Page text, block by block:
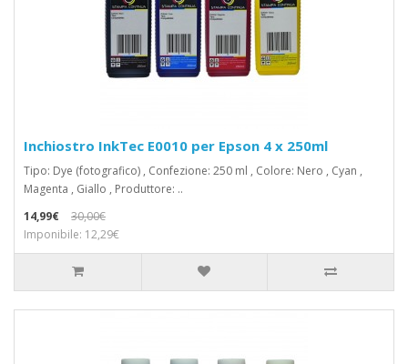
Inchiostro InkTec E0010 per Epson 4 x 250ml
Tipo: Dye (fotografico) , Confezione: 250 ml , Colore: Nero , Cyan ,
Magenta , Giallo , Produttore: ..
14,99€
30,00€
Imponibile: 12,29€